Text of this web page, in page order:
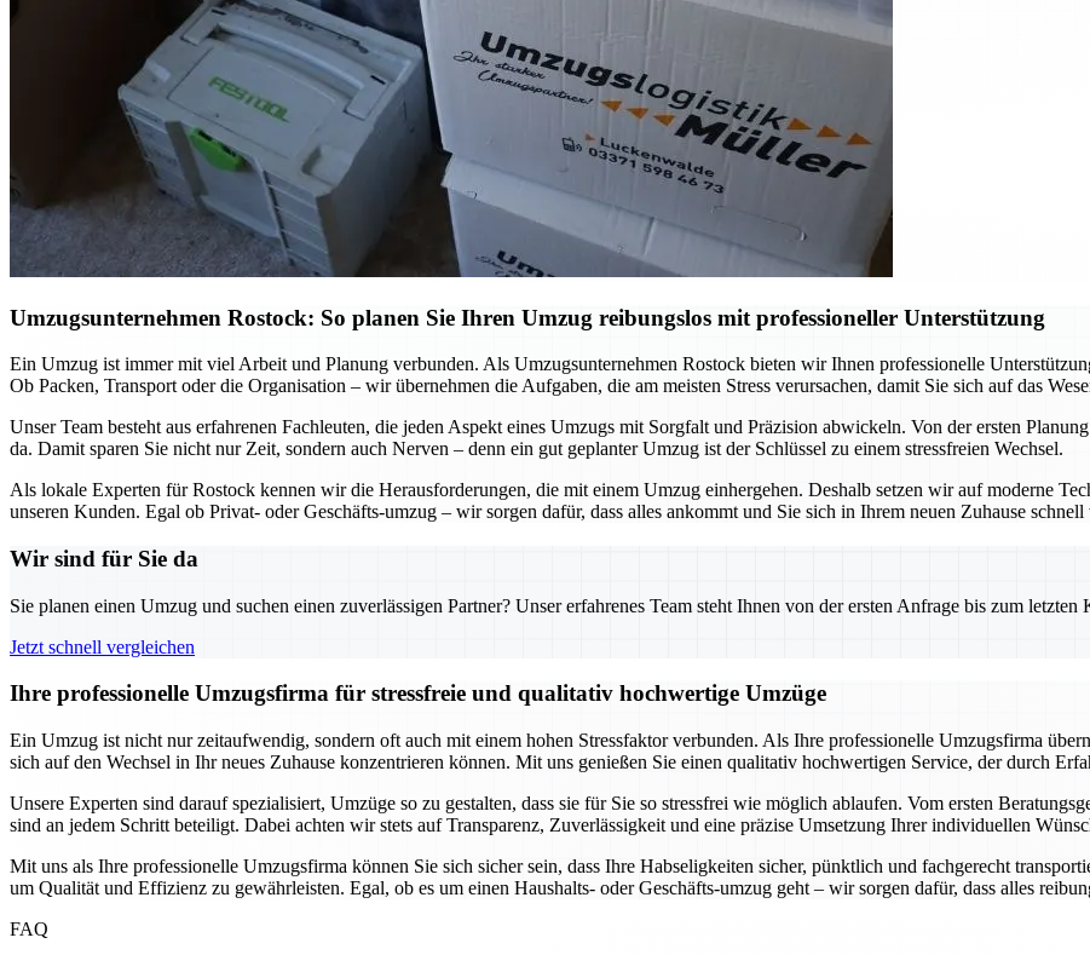
Umzugsunternehmen Rostock: So planen Sie Ihren Umzug reibungslos mit professioneller Unterstützung
Ein Umzug ist immer mit viel Arbeit und Planung verbunden. Als Umzugsunternehmen Rostock bieten wir Ihnen professionelle
Ob Packen, Transport oder die Organisation – wir übernehmen die Aufgaben, die am meisten Stress verursachen, damit Sie sich auf das
Unser Team besteht aus erfahrenen Fachleuten, die jeden Aspekt eines Umzugs mit Sorgfalt und Präzision abwickeln. Von der ersten
da. Damit sparen Sie nicht nur Zeit, sondern auch Nerven – denn ein gut geplanter Umzug ist der Schlüssel zu einem stressfreien Wechsel.
Als lokale Experten für Rostock kennen wir die Herausforderungen, die mit einem Umzug einhergehen. Deshalb setzen wir auf moderne
unseren Kunden. Egal ob Privat- oder Geschäfts-umzug – wir sorgen dafür, dass alles ankommt und Sie sich in Ihrem neuen Zuhause
Wir sind für Sie da
Sie planen einen Umzug und suchen einen zuverlässigen Partner? Unser erfahrenes Team steht Ihnen von der ersten Anfrage bis zum
Jetzt schnell vergleichen
Ihre professionelle Umzugsfirma für stressfreie und qualitativ hochwertige Umzüge
Ein Umzug ist nicht nur zeitaufwendig, sondern oft auch mit einem hohen Stressfaktor verbunden. Als Ihre professionelle Umzugsfirma
sich auf den Wechsel in Ihr neues Zuhause konzentrieren können. Mit uns genießen Sie einen qualitativ hochwertigen Service, der durch
Unsere Experten sind darauf spezialisiert, Umzüge so zu gestalten, dass sie für Sie so stressfrei wie möglich ablaufen. Vom ersten
sind an jedem Schritt beteiligt. Dabei achten wir stets auf Transparenz, Zuverlässigkeit und eine präzise Umsetzung Ihrer individuellen
Mit uns als Ihre professionelle Umzugsfirma können Sie sich sicher sein, dass Ihre Habseligkeiten sicher, pünktlich und fachgerecht
um Qualität und Effizienz zu gewährleisten. Egal, ob es um einen Haushalts- oder Geschäfts-umzug geht – wir sorgen dafür, dass alles
FAQ